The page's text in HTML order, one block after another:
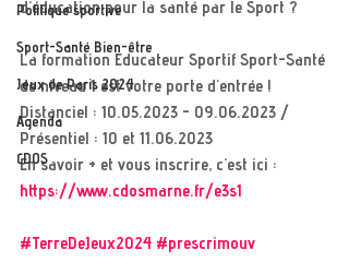
Politique sportive
Sport-Santé Bien-être
Jeux de Paris 2024
Agenda
CDOS
d'éducation pour la santé par le Sport ?
La formation Educateur Sportif Sport-Santé
de niveau 1 est votre porte d'entrée !
Distanciel : 10.05.2023 - 09.06.2023 /
Présentiel : 10 et 11.06.2023
En savoir + et vous inscrire, c'est ici :
https://www.cdosmarne.fr/e3s1
#TerreDeJeux2024 #prescrimouv